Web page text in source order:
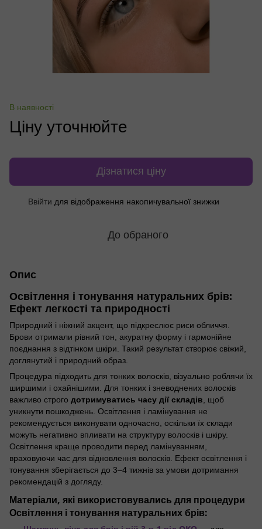
В наявності
Ціну уточнюйте
Дізнатися ціну
Ввійти для відображення накопичувальної знижки
До обраного
Опис
Освітлення і тонування натуральних брів:
Ефект легкості та природності
Природний і ніжний акцент, що підкреслює риси обличчя.
Брови отримали рівний тон, акуратну форму і гармонійне
поєднання з відтінком шкіри. Такий результат створює свіжий,
доглянутий і природний образ.
Процедура підходить для тонких волосків, візуально роблячи їх
ширшими і охайнішими. Для тонких і зневоднених волосків
важливо строго дотримуватись часу дії складів , щоб
уникнути пошкоджень. Освітлення і ламінування не
рекомендується виконувати одночасно, оскільки їх склади
можуть негативно впливати на структуру волосків і шкіру.
Освітлення краще проводити перед ламінуванням,
враховуючи час для відновлення волосків. Ефект освітлення і
тонування зберігається до 3–4 тижнів за умови дотримання
рекомендацій з догляду.
Матеріали, які використовувались для процедури
Освітлення і тонування натуральних брів: